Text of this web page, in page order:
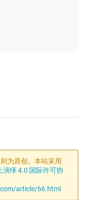
为原创。本站采用
演绎 4.0 国际许可协
article/66.html